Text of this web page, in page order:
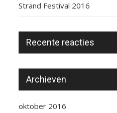
Strand Festival 2016
Recente reacties
Archieven
oktober 2016